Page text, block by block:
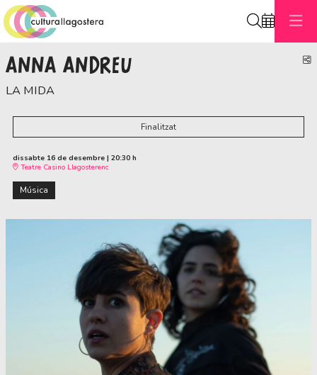
ANNA ANDREU
LA MIDA
Finalitzat
dissabte 16 de desembre | 20:30 h
Teatre Casino Llagosterenc
Música